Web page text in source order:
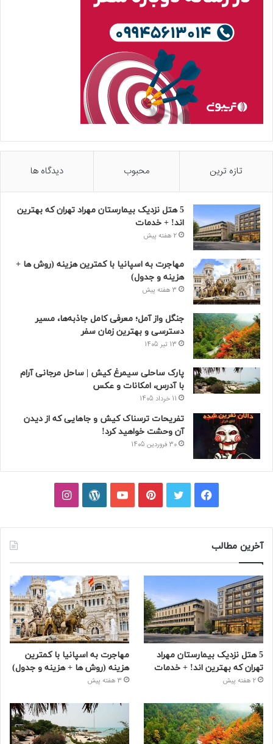
تازه ترین محبوب دیدگاه ها
5 هتل نزدیک بیمارستان مهراد تهران که بهترین‌
اند! + خدمات
2 هفته پیش
مهاجرت به اسپانیا با کمترین هزینه (روش ها +
هزینه و جدول)
3 هفته پیش
جنگل واز آمل؛ معرفی کامل جاذبه‌ها، مسیر
دسترسی و بهترین زمان سفر
13 تیر 1405
پارک ساحلی سیمرغ کیش | ساحل مرجانی آرام
با آدرس، امکانات و عکس
11 خرداد 1405
تفریحات ترسناک کیش و جاهایی که از دیدن
آن وحشت خواهید کرد!
30 فروردین 1405
فیسبوکتوییترپینتریستیوتیوبوردپرساینستاگرام
آخرین مطالب
5 هتل نزدیک بیمارستان مهراد
تهران که بهترین‌ اند! + خدمات
2 هفته پیش
مهاجرت به اسپانیا با کمترین
هزینه (روش ها + هزینه و جدول)
3 هفته پیش